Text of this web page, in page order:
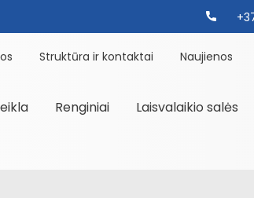
Struktūra ir kontaktai Naujienos
Renginiai Laisvalaikio salės